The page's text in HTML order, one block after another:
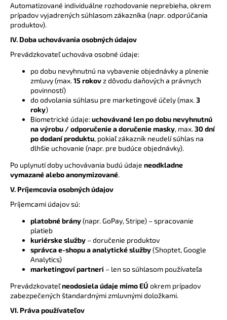
Automatizované individuálne rozhodovanie neprebieha, okrem
prípadov vyjadrených súhlasom zákazníka (napr. odporúčania
produktov).
IV. Doba uchovávania osobných údajov
Prevádzkovateľ uchováva osobné údaje:
po dobu nevyhnutnú na vybavenie objednávky a plnenie
zmluvy (max.15 rokovz dôvodu daňových a právnych
povinností)
do odvolania súhlasu pre marketingové účely (max.3
roky)
Biometrické údaje:uchovávané len po dobu nevyhnutnú
na výrobu / odporučenie a doručenie masky, max.30 dní
po dodaní produktu, pokiaľ zákazník neudelí súhlas na
dlhšie uchovanie (napr. pre budúce objednávky).
Po uplynutí doby uchovávania budú údaje neodkladne
vymazané alebo anonymizované.
V. Príjemcovia osobných údajov
Príjemcami údajov sú:
platobné brány(napr. GoPay, Stripe) – spracovanie
platieb
kuriérske služby – doručenie produktov
správca e-shopu a analytické služby(Shoptet, Google
Analytics)
marketingoví partneri – len so súhlasom používateľa
Prevádzkovateľneodosiela údaje mimo EÚ okrem prípadov
zabezpečených štandardnými zmluvnými doložkami.
VI. Práva používateľov